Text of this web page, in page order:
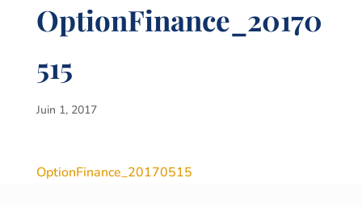
OptionFinance_20170
515
Juin 1, 2017
OptionFinance_20170515